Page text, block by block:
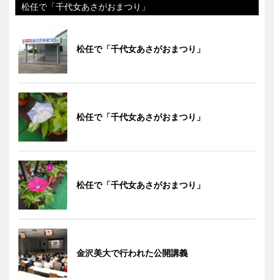
松任で「千代女あさがおまつり」
松任で「千代女あさがおまつり」
松任で「千代女あさがおまつり」
松任で「千代女あさがおまつり」
金沢美大で行われた公開講義